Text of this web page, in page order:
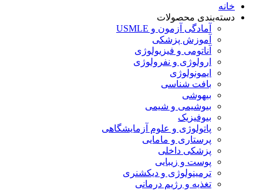
خانه
دسته‌بندی محصولات
آمادگی آزمون و USMLE
آموزش پزشکی
آناتومی و فیزیولوژی
ارولوژی و نفرولوژی
ایمونولوژی
بافت شناسی
بیهوشی
بیوشیمی و شیمی
بیوفیزیک
پاتولوژی و علوم آزمایشگاهی
پرستاری و مامایی
پزشکی داخلی
پوست و زیبایی
ترمینولوژی و دیکشنری
تغذیه و رژیم درمانی